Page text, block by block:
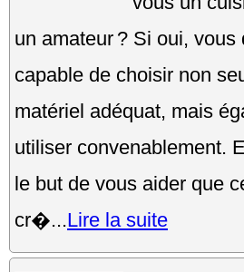
un amateur ? Si oui, vous
capable de choisir non
matériel adéquat, mais
utiliser convenablement.
le but de vous aider que
cr�...Lire la suite